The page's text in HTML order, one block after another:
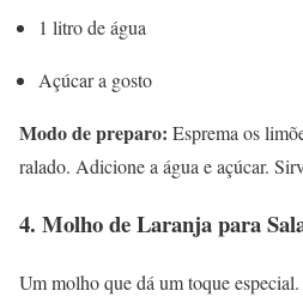
1 litro de água
Açúcar a gosto
Modo de preparo: Esprema os
ralado. Adicione a água e açúcar.
4. Molho de Laranja para
Um molho que dá um toque especial.